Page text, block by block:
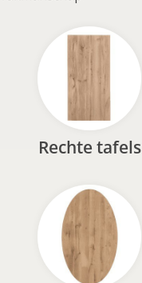
Rechte tafels